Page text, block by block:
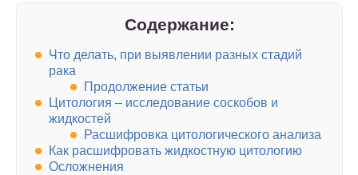
Содержание:
Что делать, при выявлении разных стадий
рака
Продолжение статьи
Цитология – исследование соскобов и
жидкостей
Расшифровка цитологического анализа
Как расшифровать жидкостную цитологию
Осложнения